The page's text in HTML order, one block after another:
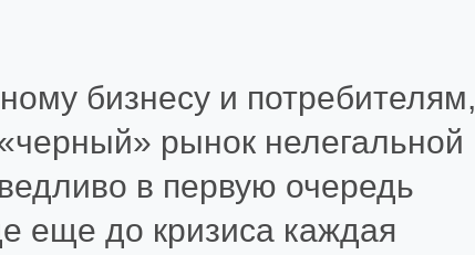
бизнесу и потребителям,
рынок нелегальной
в первую очередь
еще до кризиса каждая